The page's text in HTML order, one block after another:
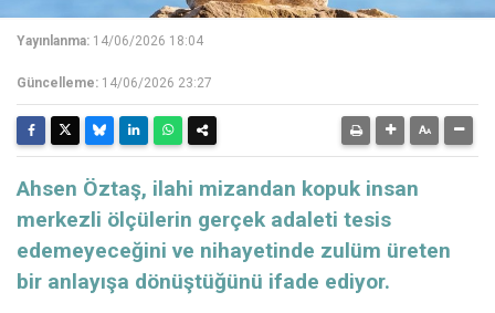
Yayınlanma: 14/06/2026 18:04
Güncelleme: 14/06/2026 23:27
Ahsen Öztaş, ilahi mizandan kopuk insan
merkezli ölçülerin gerçek adaleti tesis
edemeyeceğini ve nihayetinde zulüm üreten
bir anlayışa dönüştüğünü ifade ediyor.